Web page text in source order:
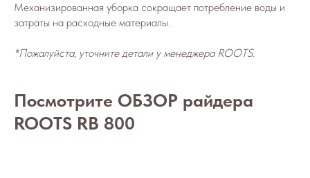
Механизированная уборка сокращает потребление воды и
затраты на расходные материалы.
*Пожалуйста, уточните детали у менеджера ROOTS.
Посмотрите ОБЗОР райдера
ROOTS RB 800